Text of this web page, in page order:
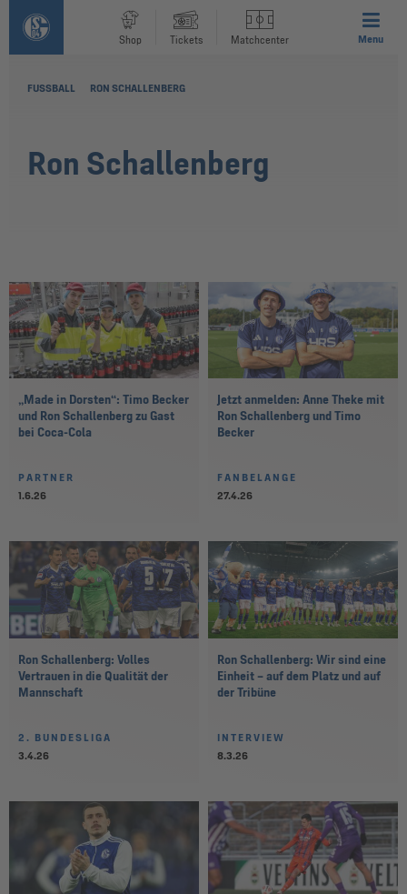
Shop Tickets Matchcenter Menu
FUSSBALL RON SCHALLENBERG
Ron Schallenberg
„Made in Dorsten“: Timo Becker
und Ron Schallenberg zu Gast
bei Coca-Cola
PARTNER
1.6.26
Jetzt anmelden: Anne Theke mit
Ron Schallenberg und Timo
Becker
FANBELANGE
27.4.26
Ron Schallenberg: Volles
Vertrauen in die Qualität der
Mannschaft
2. BUNDESLIGA
3.4.26
Ron Schallenberg: Wir sind eine
Einheit – auf dem Platz und auf
der Tribüne
INTERVIEW
8.3.26